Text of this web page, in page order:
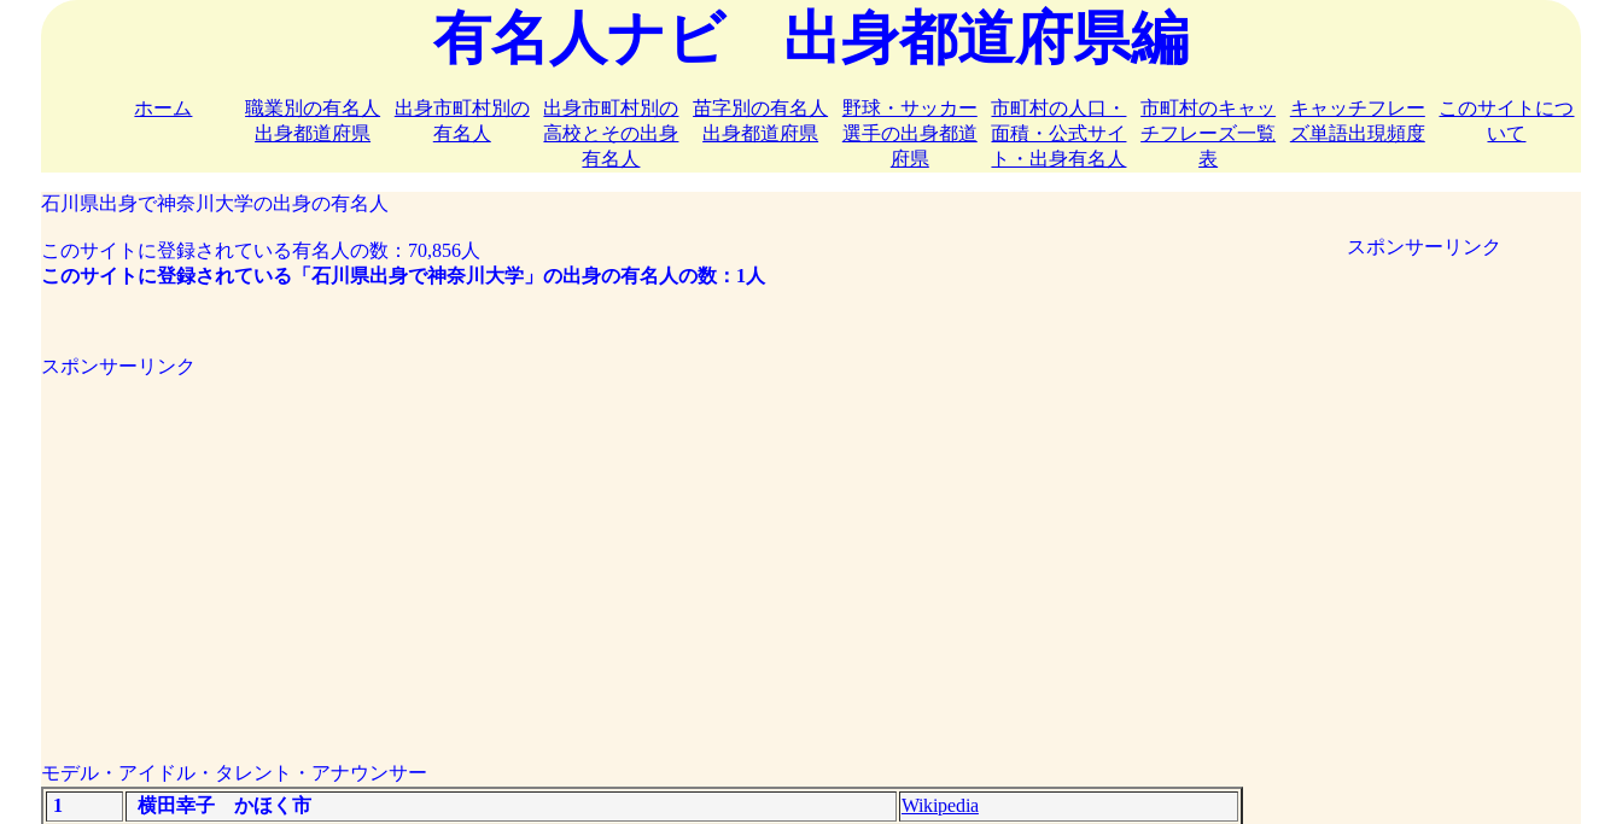
有名人ナビ 出身都道府県編
ホーム
職業別の有名人
出身都道府県
出身市町村別の
有名人
出身市町村別の
高校とその出身
有名人
苗字別の有名人
出身都道府県
野球・サッカー
選手の出身都道
府県
市町村の人口・
面積・公式サイ
ト・出身有名人
市町村のキャッ
チフレーズ一覧
表
キャッチフレー
ズ単語出現頻度
このサイトにつ
いて
石川県出身で神奈川大学の出身の有名人
このサイトに登録されている有名人の数：70,856人
このサイトに登録されている「石川県出身で神奈川大学」の出身の有名人の数：1人
スポンサーリンク
モデル・アイドル・タレント・アナウンサー
1
横田幸子 かほく市
Wikipedia
スポンサーリンク